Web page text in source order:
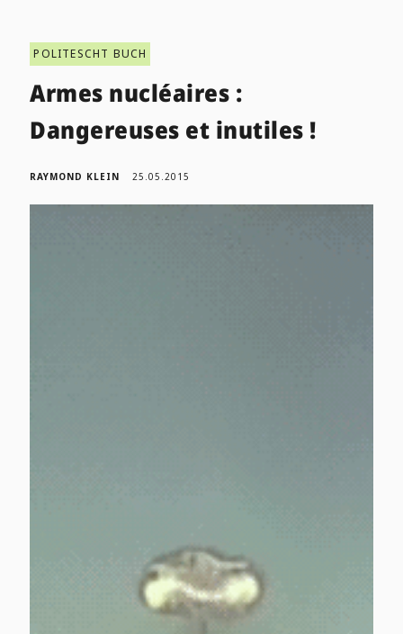
POLITESCHT BUCH
Armes nucléaires :
Dangereuses et inutiles !
RAYMOND KLEIN 25.05.2015